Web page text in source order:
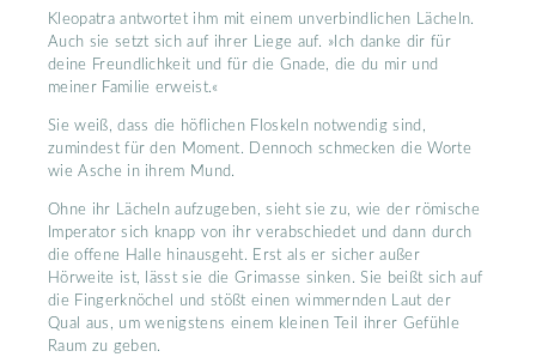
Kleopatra antwortet ihm mit einem unverbindlichen Lächeln.
Auch sie setzt sich auf ihrer Liege auf. »Ich danke dir für
deine Freundlichkeit und für die Gnade, die du mir und
meiner Familie erweist.«
Sie weiß, dass die höflichen Floskeln notwendig sind,
zumindest für den Moment. Dennoch schmecken die Worte
wie Asche in ihrem Mund.
Ohne ihr Lächeln aufzugeben, sieht sie zu, wie der römische
Imperator sich knapp von ihr verabschiedet und dann durch
die offene Halle hinausgeht. Erst als er sicher außer
Hörweite ist, lässt sie die Grimasse sinken. Sie beißt sich auf
die Fingerknöchel und stößt einen wimmernden Laut der
Qual aus, um wenigstens einem kleinen Teil ihrer Gefühle
Raum zu geben.